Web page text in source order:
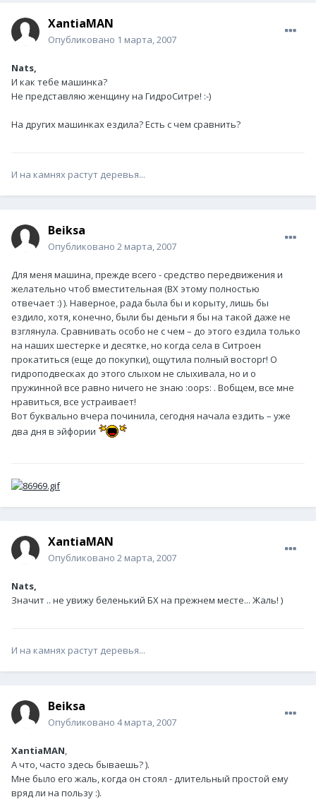
XantiaMAN
Опубликовано 1 марта, 2007
Nats,
И как тебе машинка?
Не представляю женщину на ГидроСитре! :-)
На других машинках ездила? Есть с чем сравнить?
И на камнях растут деревья...
Beiksa
Опубликовано 2 марта, 2007
Для меня машина, прежде всего - средство передвижения и
желательно чтоб вместительная (ВХ этому полностью
отвечает :) ). Наверное, рада была бы и корыту, лишь бы
ездило, хотя, конечно, были бы деньги я бы на такой даже не
взглянула. Сравнивать особо не с чем – до этого ездила только
на наших шестерке и десятке, но когда села в Ситроен
прокатиться (еще до покупки), ощутила полный восторг! О
гидроподвесках до этого слыхом не слыхивала, но и о
пружинной все равно ничего не знаю :oops: . Вобщем, все мне
нравиться, все устраивает!
Вот буквально вчера починила, сегодня начала ездить – уже
два дня в эйфории
XantiaMAN
Опубликовано 2 марта, 2007
Nats,
Значит .. не увижу беленький БХ на прежнем месте... Жаль! )
И на камнях растут деревья...
Beiksa
Опубликовано 4 марта, 2007
XantiaMAN,
А что, часто здесь бываешь? ).
Мне было его жаль, когда он стоял - длительный простой ему
вряд ли на пользу :).